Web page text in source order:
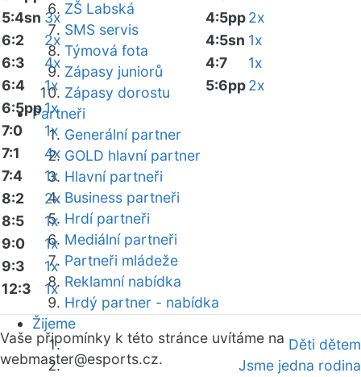
ZŠ Labská
SMS servis
Týmová fota
Zápasy juniorů
Zápasy dorostu
Partneři
Generální partner
GOLD hlavní partner
Hlavní partneři
Business partneři
Hrdí partneři
Mediální partneři
Partneři mládeže
Reklamní nabídka
Hrdý partner - nabídka
Žijeme
Děti dětem
Jsme jedna rodina
5:4sn 3x
6:2
2x
6:3
4x
6:4
1x
6:5pp1x
7:0
1x
7:1
4x
7:4
1x
8:2
2x
8:5
1x
9:0
1x
9:3
1x
12:3
1x
4:5pp2x
4:5sn 1x
4:7
1x
5:6pp2x
Vaše připomínky k této stránce uvítáme na
webmaster@esports.cz.